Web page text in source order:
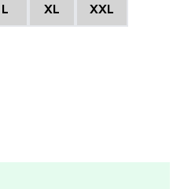
L XL XXL